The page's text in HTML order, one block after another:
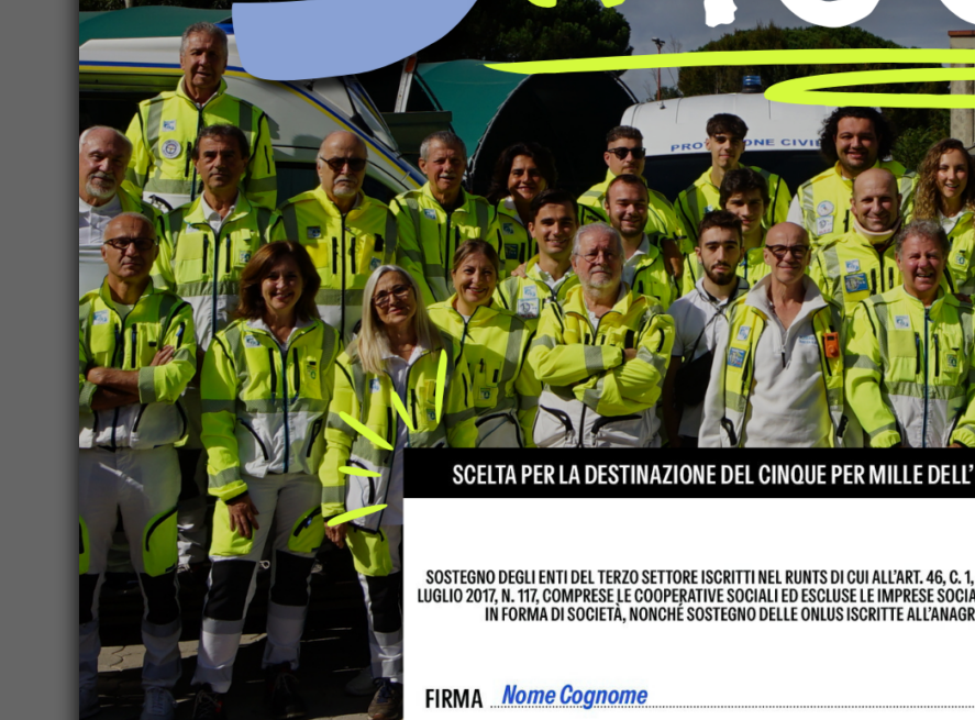
Concerto di Badia
Vi aspettiamo Sabato 11 Gennaio 2025 ore 21.00, presso la Chiesa di San Bartolomeo nella Badia a Ripoli
Si esibiranno: Coro Polifonico del Chianti, Coro La Martinella, Coro Academy Singers
L’ingresso è offerta, il ricavato andrà a sostegno della Misericordia di Badia